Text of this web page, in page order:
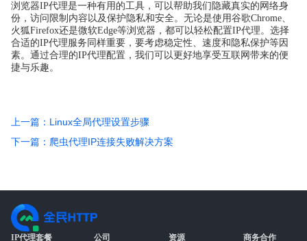
浏览器IP代理是一种有用的工具，可以帮助我们隐藏真实的网络身
份，访问限制内容以及保护隐私和安全。无论是使用谷歌Chrome、
火狐Firefox还是微软Edge等浏览器，都可以轻松配置IP代理。选择
合适的IP代理服务同样重要，要考虑稳定性、速度和隐私保护等因
素。通过合理的IP代理配置，我们可以更好地享受互联网带来的便
捷与乐趣。
上一篇：Linux全局代理设置步骤
下一篇：爬虫代理IP连接失败解决方案
IP代理套餐 公司 资源 商务合作